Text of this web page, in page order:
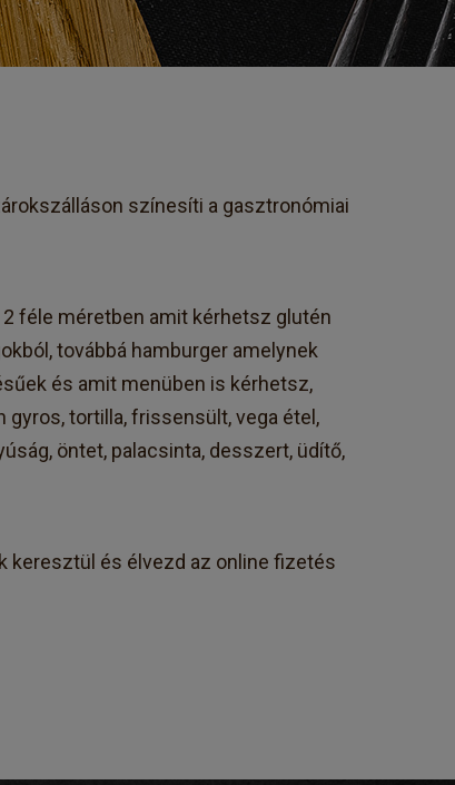
színesíti a gasztronómiai
féle méretben amit kérhetsz glutén
továbbá hamburger amelynek
és amit menüben is kérhetsz,
tortilla, frissensült, vega étel,
öntet, palacsinta, desszert, üdítő,
keresztül és élvezd az online fizetés